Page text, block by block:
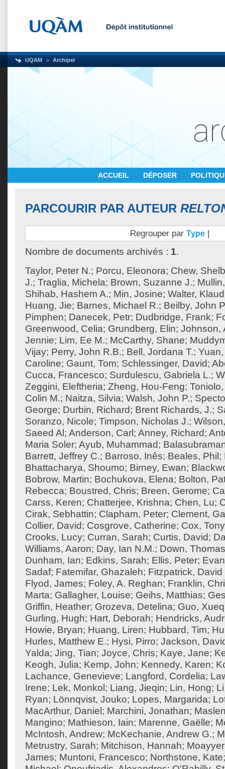
UQAM Archipel
ACCUEIL DÉPOSER
PARCOURIR PAR AUTEUR
Regrouper par Type |
Nombre de documents archivés : 1.
Taylor, Peter N.; Porcu, Eleonora; Chew,
J.; Traglia, Michela; Brown, Suzanne J.;
Shihab, Hashem A.; Min, Josine; Walter,
Huang, Jie; Barnes, Michael R.; Beilby, John
Pimphen; Danecek, Petr; Dudbridge, Frank;
Greenwood, Celia; Grundberg, Elin; Johnson,
Jennie; Lim, Ee M.; McCarthy, Shane;
Vijay; Perry, John R.B.; Bell, Jordana T.;
Caroline; Gaunt, Tom; Schlessinger, David;
Cucca, Francesco; Surdulescu, Gabriela L.;
Zeggini, Eleftheria; Zheng, Hou-Feng;
Colin M.; Naitza, Silvia; Walsh, John P.;
George; Durbin, Richard; Brent Richards, J.;
Soranzo, Nicole; Timpson, Nicholas J.;
Saeed Al ; Anderson, Carl ; Anney, Richard;
Maria Soler; Ayub, Muhammad;
Barrett, Jeffrey C.; Barroso, Inês; Beales, Phil ;
Bhattacharya, Shoumo; Birney, Ewan;
Bobrow, Martin; Bochukova, Elena; Bolton,
Rebecca; Boustred, Chris; Breen, Gerome;
Carss, Keren; Chatterjee, Krishna; Chen, Lu;
Cirak, Sebhattin; Clapham, Peter; Clement,
Collier, David; Cosgrove, Catherine; Cox, Tony
Crooks, Lucy; Curran, Sarah; Curtis, David;
Williams, Aaron; Day, Ian N.M.; Down, Thomas
Dunham, Ian; Edkins, Sarah; Ellis, Peter;
Sadaf; Fatemifar, Ghazaleh; Fitzpatrick, David
Flyod, James; Foley, A. Reghan; Franklin,
Marta; Gallagher, Louise; Geihs, Matthias;
Griffin, Heather; Grozeva, Detelina; Guo,
Gurling, Hugh; Hart, Deborah; Hendricks,
Howie, Bryan; Huang, Liren; Hubbard, Tim;
Hurles, Matthew E.; Hysi, Pirro; Jackson,
Yalda; Jing, Tian; Joyce, Chris; Kaye, Jane;
Keogh, Julia; Kemp, John; Kennedy, Karen;
Lachance, Genevieve; Langford, Cordelia;
Irene; Lek, Monkol ; Liang, Jieqin; Lin, Hong;
Ryan; Lönnqvist, Jouko; Lopes, Margarida;
MacArthur, Daniel ; Marchini, Jonathan;
Mangino; Mathieson, Iain; Marenne, Gaëlle;
McIntosh, Andrew; McKechanie, Andrew G.;
Metrustry, Sarah; Mitchison, Hannah;
James; Muntoni, Francesco; Northstone, Kate